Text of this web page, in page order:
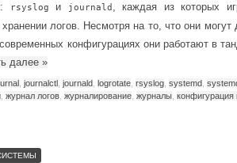
rsyslog и journald , каждая из которых
хранении логов. Несмотря на то, что они
конфигурациях они работают в
далее »
journalctl journald logrotate rsyslog systemd
журнал логов журналирование журналы конфигурация